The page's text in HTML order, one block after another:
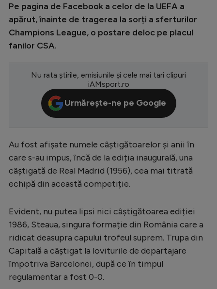
Champions League
Europa League
CM 2026
Premier League
LaLiga
Bundesliga
Ligue 1
Campionate
EURO 2024
Clasamente
Pe pagina de Facebook a celor de la UEFA a
apărut, înainte de tragerea la sorți a sferturilor
Champions League, o postare deloc pe placul
fanilor CSA.
Nu rata știrile, emisiunile și cele mai tari clipuri
iAMsport.ro
Urmărește-ne pe Google
Au fost afișate numele câștigătoarelor și anii în
care s-au impus, încă de la ediția inaugurală, una
câștigată de Real Madrid (1956), cea mai titrată
echipă din această competiție.
Evident, nu putea lipsi nici câștigătoarea ediției
1986, Steaua, singura formație din România care a
ridicat deasupra capului trofeul suprem. Trupa din
Capitală a câștigat la loviturile de departajare
împotriva Barcelonei, după ce în timpul
regulamentar a fost 0-0.